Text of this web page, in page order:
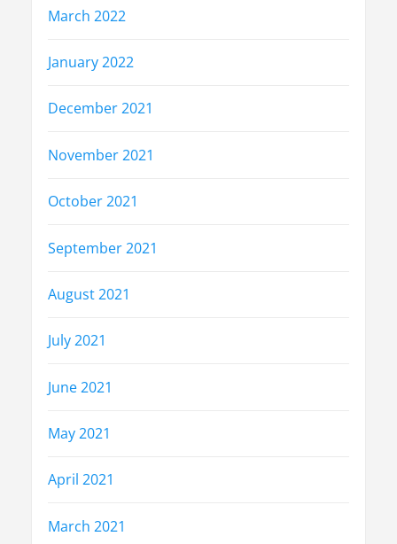
March 2022
January 2022
December 2021
November 2021
October 2021
September 2021
August 2021
July 2021
June 2021
May 2021
April 2021
March 2021